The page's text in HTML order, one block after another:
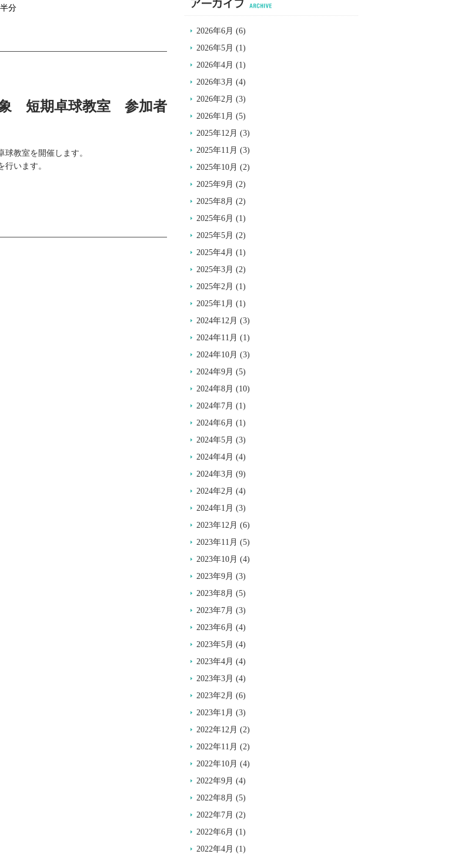
分
短期卓球教室 参加者
教室を開催します。
います。
2026年6月 (6)
2026年5月 (1)
2026年4月 (1)
2026年3月 (4)
2026年2月 (3)
2026年1月 (5)
2025年12月 (3)
2025年11月 (3)
2025年10月 (2)
2025年9月 (2)
2025年8月 (2)
2025年6月 (1)
2025年5月 (2)
2025年4月 (1)
2025年3月 (2)
2025年2月 (1)
2025年1月 (1)
2024年12月 (3)
2024年11月 (1)
2024年10月 (3)
2024年9月 (5)
2024年8月 (10)
2024年7月 (1)
2024年6月 (1)
2024年5月 (3)
2024年4月 (4)
2024年3月 (9)
2024年2月 (4)
2024年1月 (3)
2023年12月 (6)
2023年11月 (5)
2023年10月 (4)
2023年9月 (3)
2023年8月 (5)
2023年7月 (3)
2023年6月 (4)
2023年5月 (4)
2023年4月 (4)
2023年3月 (4)
2023年2月 (6)
2023年1月 (3)
2022年12月 (2)
2022年11月 (2)
2022年10月 (4)
2022年9月 (4)
2022年8月 (5)
2022年7月 (2)
2022年6月 (1)
2022年4月 (1)